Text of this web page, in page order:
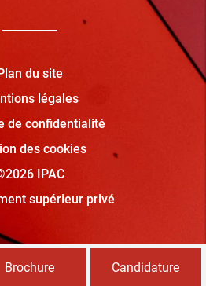
Plan du site
légales
de confidentialité
des cookies
IPAC
supérieur privé
Brochure Candidature